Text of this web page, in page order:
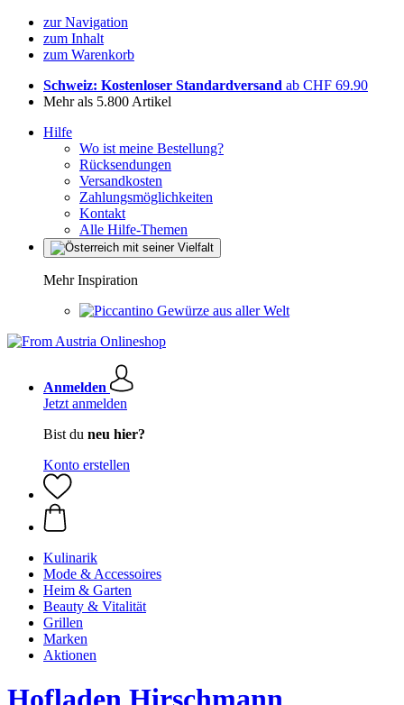
zur Navigation
zum Inhalt
zum Warenkorb
Schweiz: Kostenloser Standardversand ab CHF 69.90
Mehr als 5.800 Artikel
Hilfe
Wo ist meine Bestellung?
Rücksendungen
Versandkosten
Zahlungsmöglichkeiten
Kontakt
Alle Hilfe-Themen
Mehr Inspiration
Gewürze aus aller Welt
Anmelden
Jetzt anmelden
Bist du neu hier?
Konto erstellen
Kulinarik
Mode & Accessoires
Heim & Garten
Beauty & Vitalität
Grillen
Marken
Aktionen